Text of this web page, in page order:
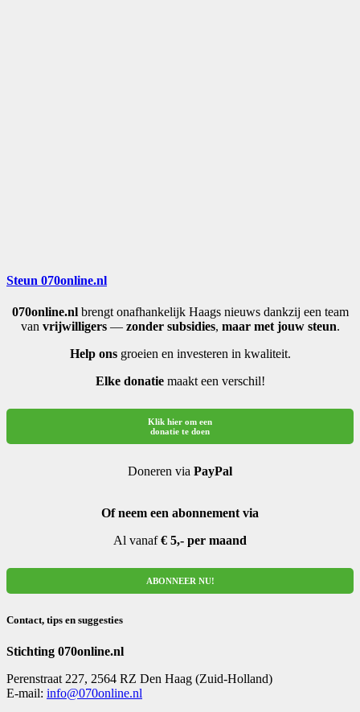
Steun 070online.nl
070online.nlbrengt onafhankelijk Haags nieuws dankzij een team
van vrijwilligers— zonder subsidies, maar met jouw steun.
Help onsgroeien en investeren in kwaliteit.
Elke donatiemaakt een verschil!
Klik hier om een
donatie te doen
Doneren via PayPal
Of neem een abonnement via
Al vanaf€ 5,- per maand
ABONNEER NU!
Contact, tips en suggesties
Stichting 070online.nl
Perenstraat 227, 2564 RZ Den Haag (Zuid-Holland)
E-mail: info@070online.nl